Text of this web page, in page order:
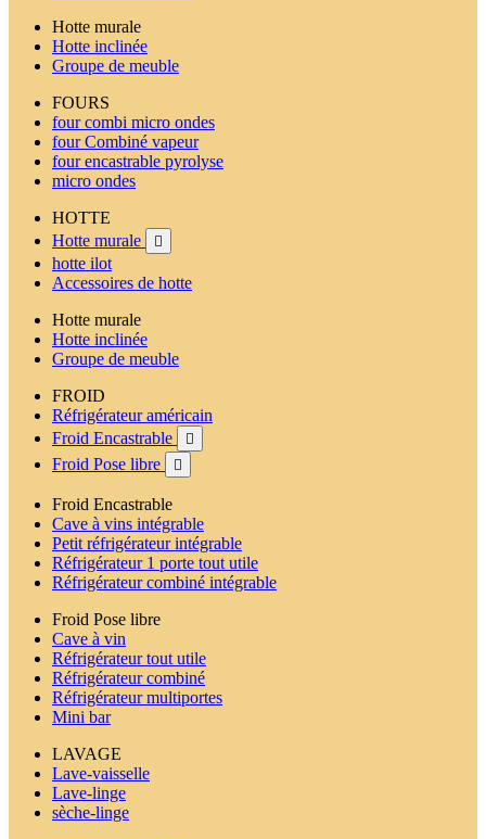
Hotte murale
Hotte inclinée
Groupe de meuble
FOURS
four combi micro ondes
four Combiné vapeur
four encastrable pyrolyse
micro ondes
HOTTE
Hotte murale

hotte ilot
Accessoires de hotte
Hotte murale
Hotte inclinée
Groupe de meuble
FROID
Réfrigérateur américain
Froid Encastrable

Froid Pose libre 
Froid Encastrable
Cave à vins intégrable
Petit réfrigérateur intégrable
Réfrigérateur 1 porte tout utile
Réfrigérateur combiné intégrable
Froid Pose libre
Cave à vin
Réfrigérateur tout utile
Réfrigérateur combiné
Réfrigérateur multiportes
Mini bar
LAVAGE
Lave-vaisselle
Lave-linge
sèche-linge